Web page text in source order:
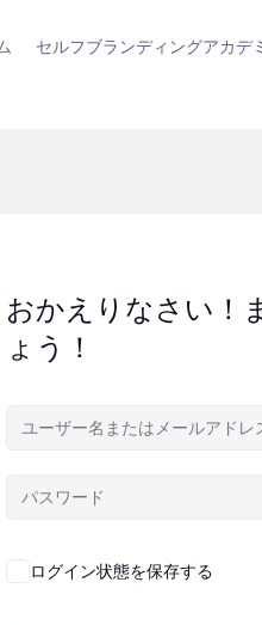
セルフブランディングアカデ
おかえりなさい！
ょう！
ログイン状態を保存する